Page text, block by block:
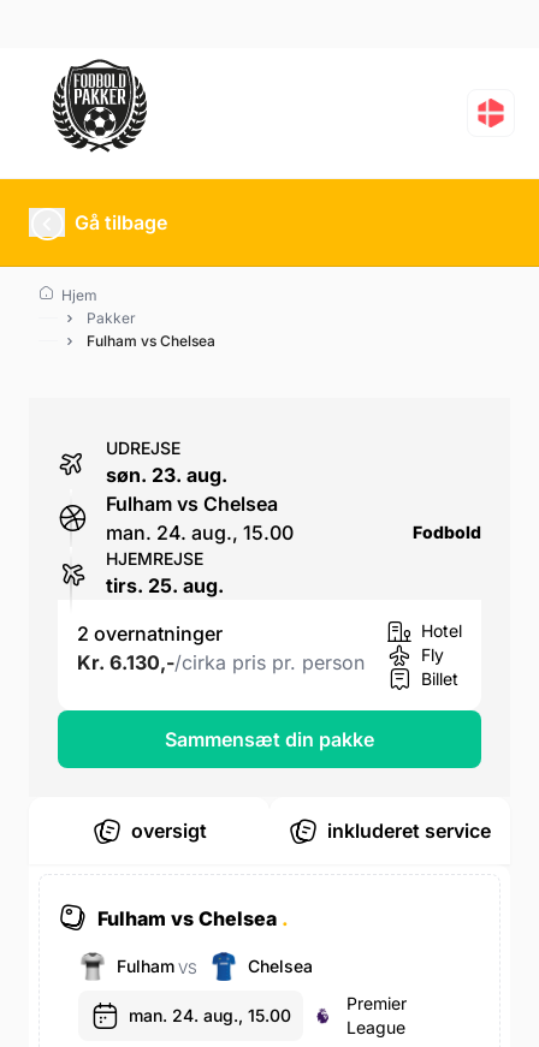
Fulham vs Chelsea
Gå tilbage
Hjem
Pakker
Fulham vs Chelsea
oversigt inkluderet service
Fulham vs Chelsea .
Fulham VS Chelsea
man. 24. aug., 15.00
Premier
League
UDREJSE
søn. 23. aug.
Fulham vs Chelsea
man. 24. aug., 15.00
Fodbold
HJEMREJSE
tirs. 25. aug.
2 overnatninger
Kr. 6.130,-/cirka pris pr. person
Hotel
Fly
Billet
Sammensæt din pakke